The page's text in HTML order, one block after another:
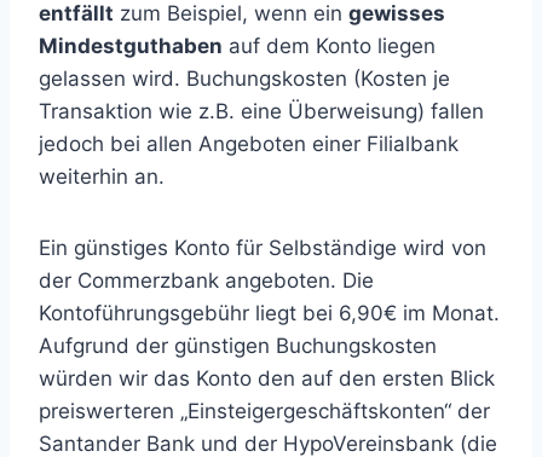
entfällt zum Beispiel, wenn ein gewisses
Mindestguthaben auf dem Konto liegen
gelassen wird. Buchungskosten (Kosten je
Transaktion wie z.B. eine Überweisung) fallen
jedoch bei allen Angeboten einer Filialbank
weiterhin an.
Ein günstiges Konto für Selbständige wird von
der Commerzbank angeboten. Die
Kontoführungsgebühr liegt bei 6,90€ im Monat.
Aufgrund der günstigen Buchungskosten
würden wir das Konto den auf den ersten Blick
preiswerteren „Einsteigergeschäftskonten“ der
Santander Bank und der HypoVereinsbank (die